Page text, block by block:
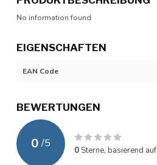
No information found
EIGENSCHAFTEN
EAN Code
BEWERTUNGEN
0 /5
0 Sterne, basierend auf